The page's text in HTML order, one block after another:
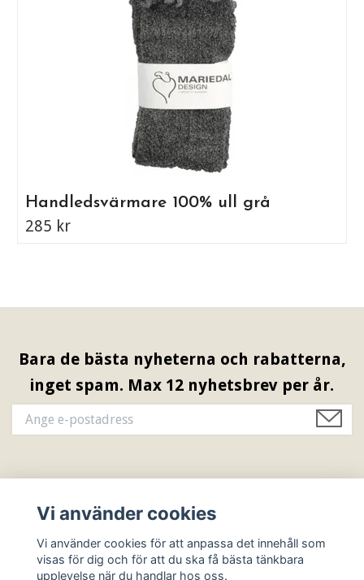
Handledsvärmare 100% ull grå
285 kr
Bara de bästa nyheterna och rabatterna,
inget spam. Max 12 nyhetsbrev per år.
Sociala medier
Vi använder cookies
Vi använder cookies för att anpassa det innehåll som
visas för dig och för att du ska få bästa tänkbara
upplevelse när du handlar hos oss.